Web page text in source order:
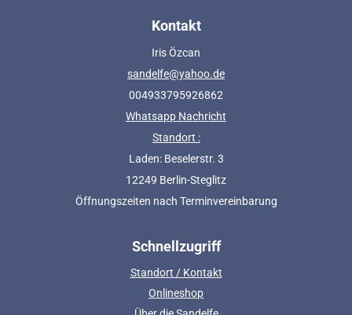
Kontakt
Iris Özcan
sandelfe@yahoo.de
004933795926862
Whatsapp Nachricht
Standort :
Laden: Beselerstr. 3
12249 Berlin-Steglitz
Öffnungszeiten nach Terminvereinbarung
Schnellzugriff
Standort / Kontakt
Onlineshop